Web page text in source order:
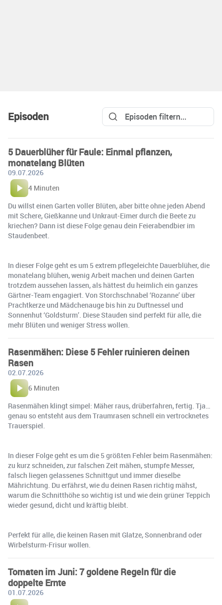
Episoden
5 Dauerblüher für Faule: Einmal pflanzen,
monatelang Blüten
09.07.2026
4 Minuten
Du willst einen Garten voller Blüten, aber bitte ohne jeden Abend
mit Schere, Gießkanne und Unkraut-Eimer durch die Beete zu
kriechen? Dann ist diese Folge genau dein Feierabendbier im
Staudenbeet.
In dieser Folge geht es um 5 extrem pflegeleichte Dauerblüher, die
monatelang blühen, wenig Arbeit machen und deinen Garten
trotzdem aussehen lassen, als hättest du heimlich ein ganzes
Gärtner-Team engagiert. Von Storchschnabel ‘Rozanne’ über
Prachtkerze und Mädchenauge bis hin zu Duftnessel und
Sonnenhut ‘Goldsturm’. Diese Stauden sind perfekt für alle, die
mehr Blüten und weniger Stress wollen.
Rasenmähen: Diese 5 Fehler ruinieren deinen
Rasen
02.07.2026
6 Minuten
Rasenmähen klingt simpel: Mäher raus, drüberfahren, fertig. Tja…
genau so entsteht aus dem Traumrasen schnell ein vertrocknetes
Trauerspiel.
In dieser Folge geht es um die 5 größten Fehler beim Rasenmähen:
zu kurz schneiden, zur falschen Zeit mähen, stumpfe Messer,
falsch liegen gelassenes Schnittgut und immer dieselbe
Mährichtung. Du erfährst, wie du deinen Rasen richtig mähst,
warum die Schnitthöhe so wichtig ist und wie dein grüner Teppich
wieder gesund, dicht und kräftig bleibt.
Perfekt für alle, die keinen Rasen mit Glatze, Sonnenbrand oder
Wirbelsturm-Frisur wollen.
Tomaten im Juni: 7 goldene Regeln für die
doppelte Ernte
01.07.2026